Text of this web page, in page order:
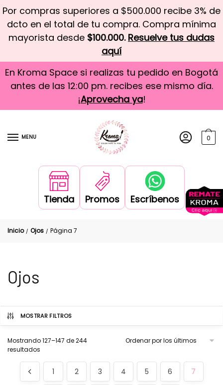
Por compras superiores a $500.000 recibe 3% de
dcto en el total de tu compra. Compra mínima
mayorista desde $100.000. Resuelve tus dudas
aquí
En Kroma Space si realizas tu pedido en Bogotá
antes de las 12:00 pm. recibes ese mismo día.
¡Aprovecha ya!
MENU 0
Tienda Promos Escríbenos
Inicio / Ojos / Página 7
Ojos
MOSTRAR FILTROS
Mostrando 127–147 de 244
resultados
1 2 3 4 5 6 7